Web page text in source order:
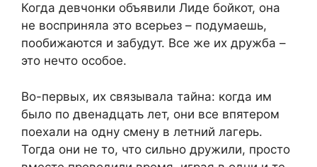
Когда девчонки объявили Лиде бойкот, она
не восприняла это всерьез – подумаешь,
пообижаются и забудут. Все же их дружба –
это нечто особое.
Во-первых, их связывала тайна: когда им
было по двенадцать лет, они все впятером
поехали на одну смену в летний лагерь.
Тогда они не то, что сильно дружили, просто